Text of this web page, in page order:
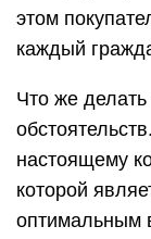
этом
каждый
Что же
настоящему
которой
оптимальным